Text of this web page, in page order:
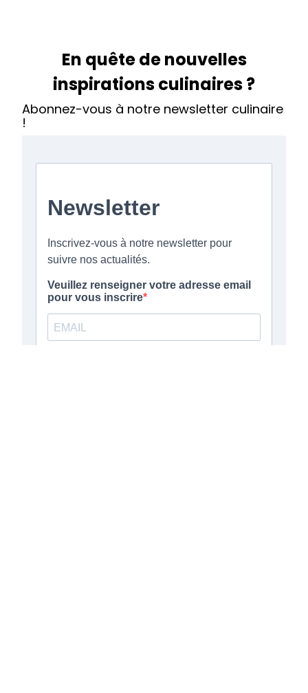
En quête de nouvelles
inspirations culinaires ?
Abonnez-vous à notre newsletter culinaire
!